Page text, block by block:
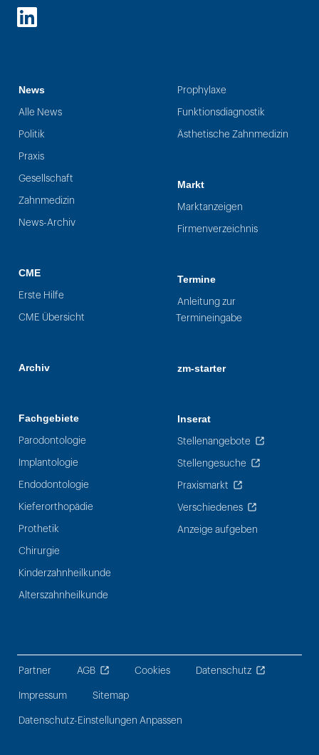
LinkedIn
News
Alle News
Politik
Praxis
Gesellschaft
Zahnmedizin
News-Archiv
CME
Erste Hilfe
CME Übersicht
Archiv
Fachgebiete
Parodontologie
Implantologie
Endodontologie
Kieferorthopädie
Prothetik
Chirurgie
Kinderzahnheilkunde
Alterszahnheilkunde
Prophylaxe
Funktionsdiagnostik
Ästhetische Zahnmedizin
Markt
Marktanzeigen
Firmenverzeichnis
Termine
Anleitung zur
Termineingabe
zm-starter
Inserat
Stellenangebote
Stellengesuche
Praxismarkt
Verschiedenes
Anzeige aufgeben
Partner AGB Cookies Datenschutz
Impressum Sitemap
Datenschutz-Einstellungen Anpassen